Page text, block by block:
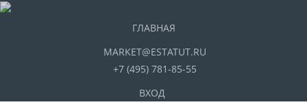
ГЛАВНАЯ
MARKET@ESTATUT.RU
+7 (495) 781-85-55
ВХОД